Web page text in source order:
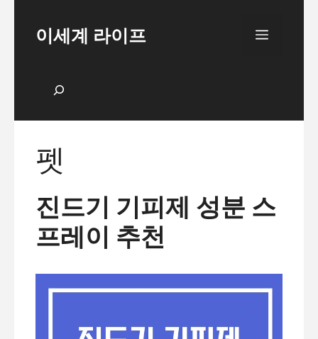
content이세계 라이프 Menu
펫
진드기 기피제 성분 스
프레이 추천